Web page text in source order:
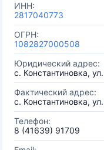
ИНН:
2817040773
ОГРН:
1082827000508
Юридический адрес:
с. Константиновка,
Фактический адрес:
с. Константиновка,
Телефон:
8 (41639) 91709